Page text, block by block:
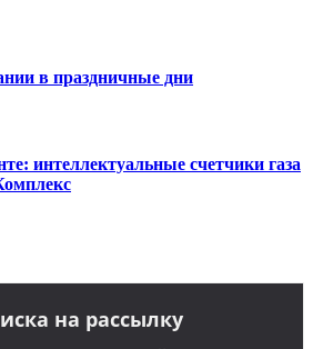
в праздничные дни
интеллектуальные счетчики газа
на рассылку